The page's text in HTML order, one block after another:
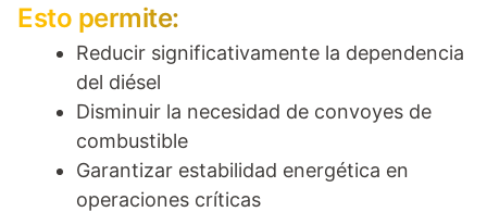
Esto permite:
Reducir significativamente la dependencia
del diésel
Disminuir la necesidad de convoyes de
combustible
Garantizar estabilidad energética en
operaciones críticas